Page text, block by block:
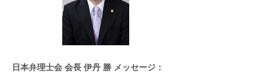
日本弁理士会 会長 伊丹 勝 メッセージ：